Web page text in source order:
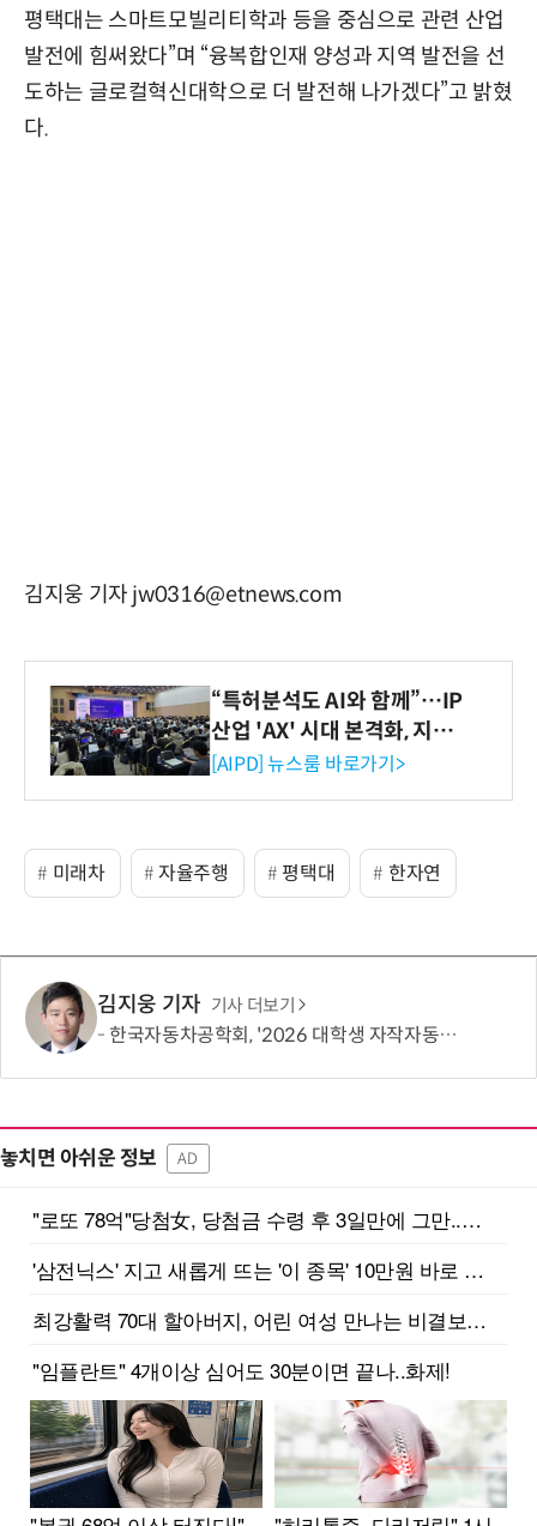
평택대는 스마트모빌리티학과 등을 중심으로 관련 산업
발전에 힘써왔다”며 “융복합인재 양성과 지역 발전을 선
도하는 글로컬혁신대학으로 더 발전해 나가겠다”고 밝혔
다.
김지웅 기자 jw0316@etnews.com
“특허분석도 AI와 함께”…IP
산업 'AX' 시대 본격화, 지식
재산처 1호 AI IP데이터분석
[AIPD] 뉴스룸 바로가기>
미래차 자율주행 평택대 한자연
김지웅 기자 기사 더보기
한국자동차공학회, '2026 대학생 자작자동차대회 포뮬러 부문' 개최
놓치면 아쉬운 정보 AD